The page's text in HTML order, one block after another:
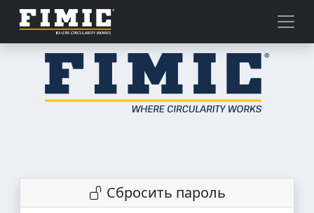
Сбросить пароль